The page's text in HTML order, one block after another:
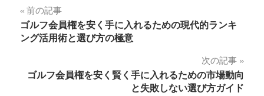
投
稿
ビ
前の記事
ゴルフ会員権を安く手に入れるための現代的ランキ
ング活用術と選び方の極意
次の記事
ゴルフ会員権を安く賢く手に入れるための市場動向
と失敗しない選び方ガイド